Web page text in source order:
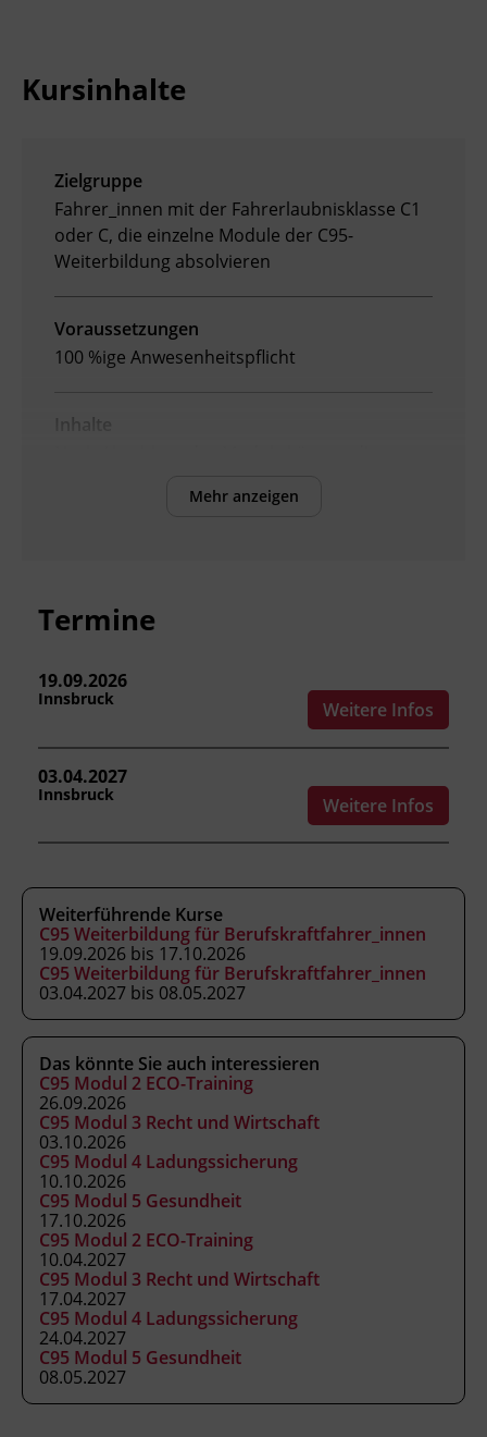
Akademisches Studienzentrum
BFI Schwaz
Kursinhalte
Zielgruppe
Fahrer_innen mit der Fahrerlaubnisklasse C1
oder C, die einzelne Module der C95-
Weiterbildung absolvieren
Voraussetzungen
100 %ige Anwesenheitspflicht
Inhalte
sicherheitsbewusst im Straßenverkehr
typische Verkehrsunfälle im
Güterverkehr und ihre Ursachen
Präsenzunterricht
Leitung
Fachtrainer_in
Kursbesuchsbestätigung
Hinweis
gemäß § 19 Güterbeförderungsgesetz 1995, §
14a Gelegenheitsverkehrs-Gesetz 1996 und §
44a Kraftfahrliniengesetz
Abschlussinformation
gemäß § 19 Güterbeförderungsgesetz 1995, §
14a Gelegenheitsverkehrs-Gesetz 1996 und §
44a Kraftfahrliniengesetz
Mehr anzeigen
Termine
19.09.2026
Innsbruck Weitere Infos
03.04.2027
Innsbruck Weitere Infos
Weiterführende Kurse
C95 Weiterbildung für Berufskraftfahrer_innen
19.09.2026 bis 17.10.2026
C95 Weiterbildung für Berufskraftfahrer_innen
03.04.2027 bis 08.05.2027
Das könnte Sie auch interessieren
C95 Modul 2 ECO-Training
26.09.2026
C95 Modul 3 Recht und Wirtschaft
03.10.2026
C95 Modul 4 Ladungssicherung
10.10.2026
C95 Modul 5 Gesundheit
17.10.2026
C95 Modul 2 ECO-Training
10.04.2027
C95 Modul 3 Recht und Wirtschaft
17.04.2027
C95 Modul 4 Ladungssicherung
24.04.2027
C95 Modul 5 Gesundheit
08.05.2027